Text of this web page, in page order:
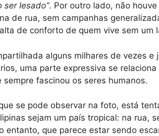
ser lesado”. Por outro lado, não
de rua, sem campanhas
de conforto de quem vive sem um
alguns milhares de vezes e
uma parte expressiva se
sempre fascinou os seres humanos.
se pode observar na foto, está
sejam um país tropical: na rua,
entanto, que parece estar sendo